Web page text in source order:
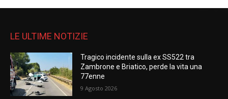
LE ULTIME NOTIZIE
Tragico incidente sulla ex SS522 tra
Zambrone e Briatico, perde la vita una
77enne
9 Agosto 2026